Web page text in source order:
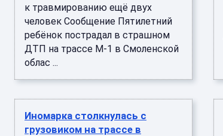
к травмированию ещё двух
человек Сообщение Пятилетний
ребёнок пострадал в страшном
ДТП на трассе М-1 в Смоленской
облас ...
Иномарка столкнулась с
грузовиком на трассе в